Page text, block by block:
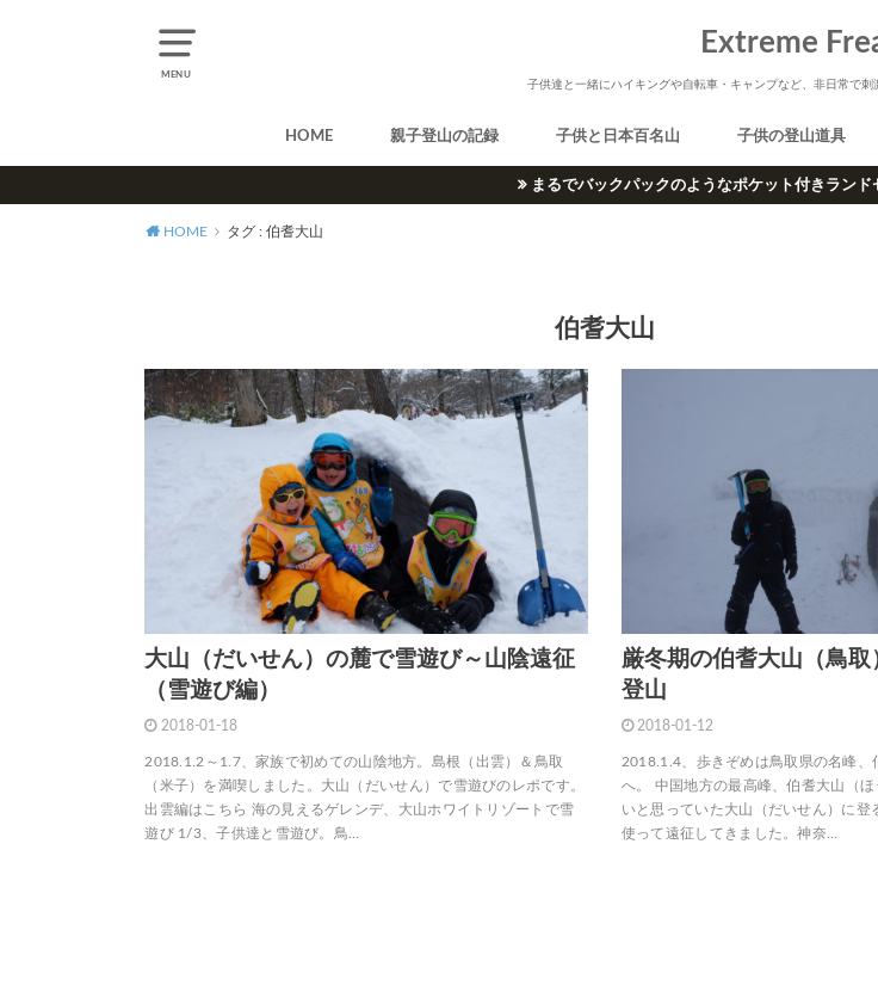
MENU
Extreme
子供達と一緒にハイキングや自転車・キャンプなど、非日常で
HOME 親子登山の記録 子供と日本百名山 子供の登山道具
まるでバックパックのようなポケット付きランド
HOME タグ : 伯耆大山
伯耆大山
大山（だいせん）の麓で雪遊び～山陰遠征
（雪遊び編）
2018-01-18
2018.1.2～1.7、家族で初めての山陰地方。島根（出雲）＆鳥取
（米子）を満喫しました。大山（だいせん）で雪遊びのレポです。
出雲編はこちら 海の見えるゲレンデ、大山ホワイトリゾートで雪
遊び 1/3、子供達と雪遊び。鳥…
厳冬期の伯耆大山（鳥
登山
2018-01-12
2018.1.4、歩きぞめは鳥取県の名峰、
へ。 中国地方の最高峰、伯耆大山（
いと思っていた大山（だいせん）に登
使って遠征してきました。神奈…